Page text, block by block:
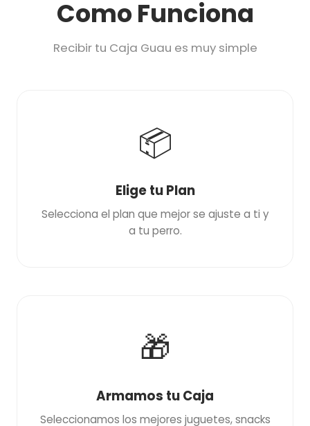
Como Funciona
Recibir tu Caja Guau es muy simple
📦
Elige tu Plan
Selecciona el plan que mejor se ajuste a ti y
a tu perro.
🎁
Armamos tu Caja
Seleccionamos los mejores juguetes, snacks